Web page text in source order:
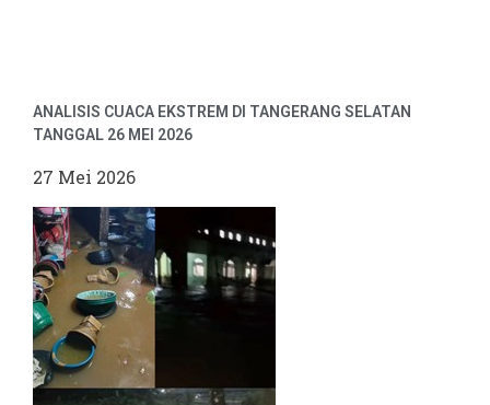
ANALISIS CUACA EKSTREM DI TANGERANG SELATAN
TANGGAL 26 MEI 2026
27 Mei 2026